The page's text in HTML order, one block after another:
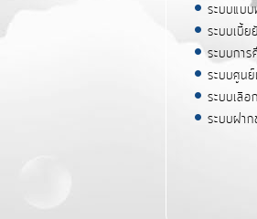
ระบบแบ
ระบบเบี้
ระบบกา
ระบบศูน
ระบบเลื
ระบบฝา